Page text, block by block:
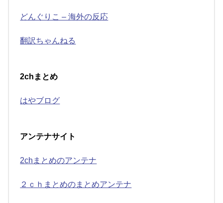
どんぐりこ – 海外の反応
翻訳ちゃんねる
2chまとめ
はやブログ
アンテナサイト
2chまとめのアンテナ
２ｃｈまとめのまとめアンテナ